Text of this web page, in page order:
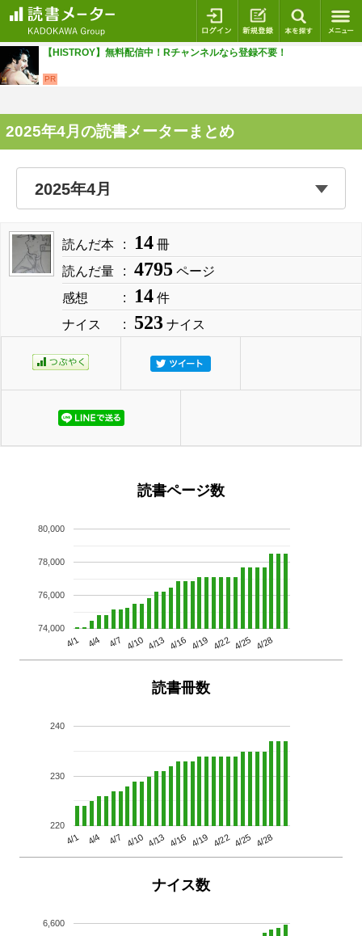
ログイン 新規登録
【HISTROY】無料配信中！Rチャンネルなら登録不要！
PR
2025年4月の読書メーターまとめ
読んだ本 14 冊
読んだ量
4795 ページ
感想
14 件
ナイス
523 ナイス
読書ページ数
4/1 4/4 4/7 4/10 4/13 4/16 4/19 4/22 4/25 4/28
74,000
76,000
78,000
80,000
読書冊数
4/1 4/4 4/7 4/10 4/13 4/16 4/19 4/22 4/25 4/28
220
230
240
ナイス数
6,600